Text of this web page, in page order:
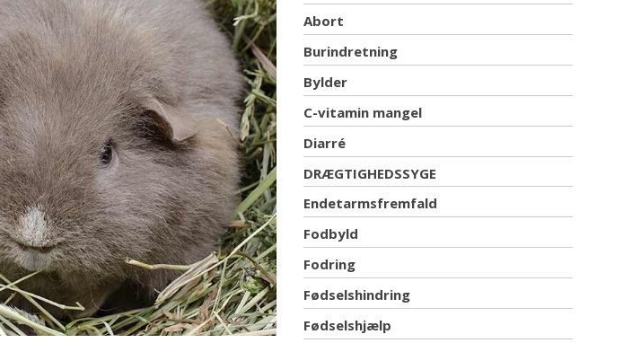
Abort
Burindretning
Bylder
C-vitamin mangel
Diarré
DRÆGTIGHEDSSYGE
Endetarmsfremfald
Fodbyld
Fodring
Fødselshindring
Fødselshjælp